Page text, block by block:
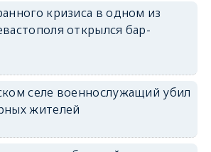
erid: 2SDnjdvhGXG
кризиса в одном из
открылся бар-
селе военнослужащий убил
жителей